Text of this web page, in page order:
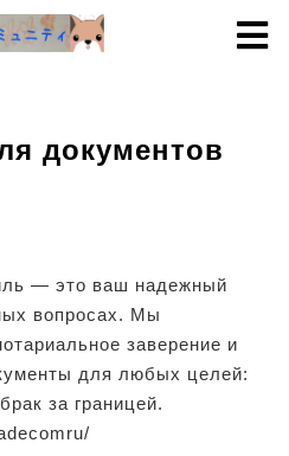
документов
— это ваш надежный
вопросах. Мы
заверение и
для любых целей:
за границей.